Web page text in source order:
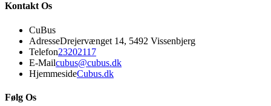
Kontakt Os
CuBus
AdresseDrejervænget 14, 5492 Vissenbjerg
Telefon23202117Opens
in
your
E-Mailcubus@cubus.dkOpens
HjemmesideCubus.dk
Følg Os